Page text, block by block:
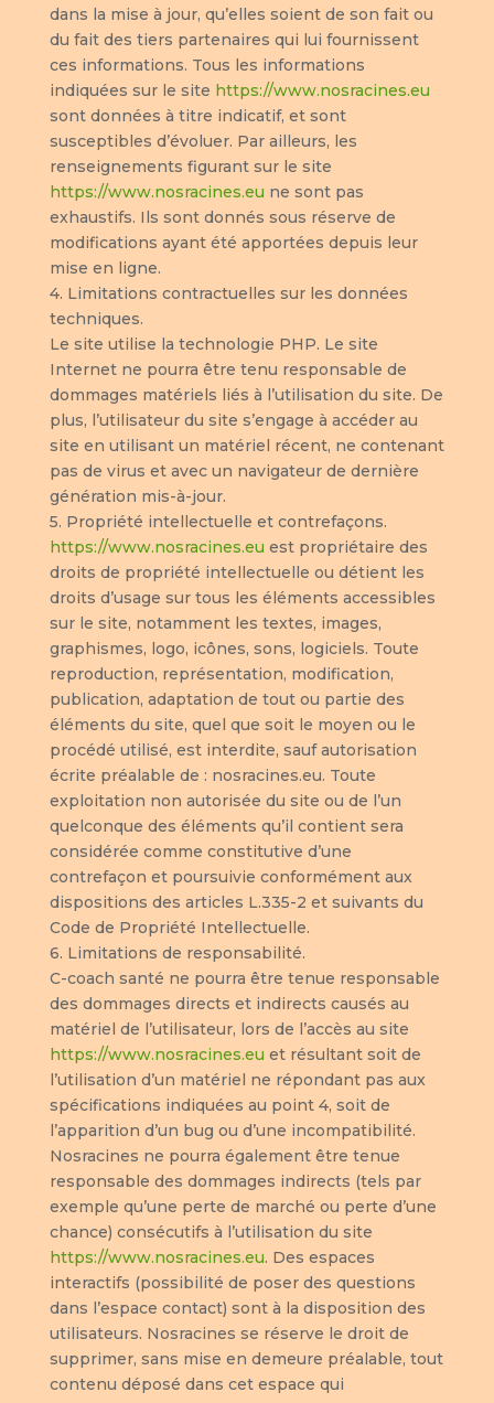
dans la mise à jour, qu’elles soient de son fait ou
du fait des tiers partenaires qui lui fournissent
ces informations. Tous les informations
indiquées sur le site https://www.nosracines.eu
sont données à titre indicatif, et sont
susceptibles d’évoluer. Par ailleurs, les
renseignements figurant sur le site
https://www.nosracines.eu ne sont pas
exhaustifs. Ils sont donnés sous réserve de
modifications ayant été apportées depuis leur
mise en ligne.
4. Limitations contractuelles sur les données
techniques.
Le site utilise la technologie PHP. Le site
Internet ne pourra être tenu responsable de
dommages matériels liés à l’utilisation du site. De
plus, l’utilisateur du site s’engage à accéder au
site en utilisant un matériel récent, ne contenant
pas de virus et avec un navigateur de dernière
génération mis-à-jour.
5. Propriété intellectuelle et contrefaçons.
https://www.nosracines.eu est propriétaire des
droits de propriété intellectuelle ou détient les
droits d’usage sur tous les éléments accessibles
sur le site, notamment les textes, images,
graphismes, logo, icônes, sons, logiciels. Toute
reproduction, représentation, modification,
publication, adaptation de tout ou partie des
éléments du site, quel que soit le moyen ou le
procédé utilisé, est interdite, sauf autorisation
écrite préalable de : nosracines.eu. Toute
exploitation non autorisée du site ou de l’un
quelconque des éléments qu’il contient sera
considérée comme constitutive d’une
contrefaçon et poursuivie conformément aux
dispositions des articles L.335-2 et suivants du
Code de Propriété Intellectuelle.
6. Limitations de responsabilité.
C-coach santé ne pourra être tenue responsable
des dommages directs et indirects causés au
matériel de l’utilisateur, lors de l’accès au site
https://www.nosracines.eu et résultant soit de
l’utilisation d’un matériel ne répondant pas aux
spécifications indiquées au point 4, soit de
l’apparition d’un bug ou d’une incompatibilité.
Nosracines ne pourra également être tenue
responsable des dommages indirects (tels par
exemple qu’une perte de marché ou perte d’une
chance) consécutifs à l’utilisation du site
https://www.nosracines.eu. Des espaces
interactifs (possibilité de poser des questions
dans l’espace contact) sont à la disposition des
utilisateurs. Nosracines se réserve le droit de
supprimer, sans mise en demeure préalable, tout
contenu déposé dans cet espace qui